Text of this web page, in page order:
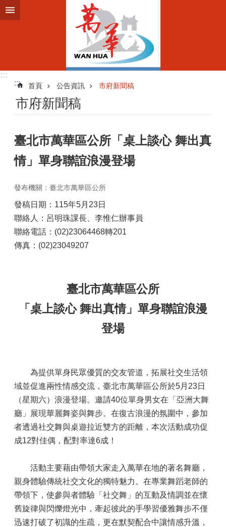
跳到主要內容區塊
:::
:::
首頁 公告資訊 市府新聞稿
市府新聞稿
臺北市萬華區公所「桌上談心 舞出真
情」單身聯誼浪漫登場
發布機關：臺北市萬華區公所
發稿日期：115年5月23日
聯絡人：呂明珠課長、李惟仁辦事員
聯絡電話：(02)23064468轉201
傳真：(02)23049207
臺北市萬華區公所
「桌上談心 舞出真情」單身聯誼浪漫
登場
為提供單身民眾優質的交友管道，拓展社交生活領
域並促進兩性情感交流，臺北市萬華區公所於5月23日
（星期六）浪漫登場。邀請40位單身男女在「亞洲大舞
廳」展現華麗舞姿與舞步。在復古浪漫的氛圍中，參加
者透過社交舞與桌遊拉近雙方的距離，本次活動成功促
成12對佳偶，配對率達6成！
活動主要藉由帶領大家走入萬華在地的著名舞廳，
親身體驗傳統社交文化的獨特魅力。在專業舞蹈老師的
帶領下，使參與者體驗「社交舞」的互動及情調並在懷
舊旋律與閃爍燈光中，牽起彼此的手學習優雅舞步不僅
迅速打破了初識的生疏，更在默契配合中讓情感升溫，